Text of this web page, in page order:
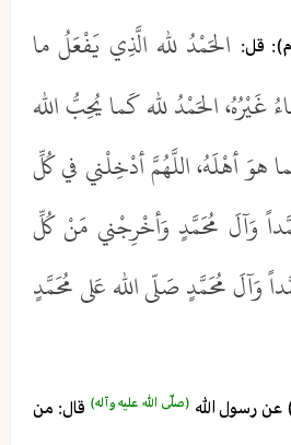
قل: الحَمْدُ لله الَّذِي يَفْعَلُ ما
غَيْرُهُ، الحَمْدُ لله كَما يُحِبُّ الله
هوَ أهْلَهُ، اللَّهُمَّ أدْخِلْني في كُلِّ
وَآلَ مُحَمَّدٍ وَأخْرِجْني مَنْ كُلِّ
وَآلَ مُحَمَّدٍ صَلّى الله عَلى مُحَمَّدٍ
عن رسول الله (صلّى الله عليه وآله) قال: من